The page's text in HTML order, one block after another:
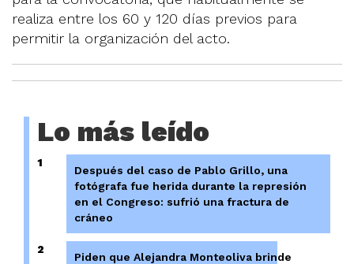
realiza entre los 60 y 120 días previos para
permitir la organización del acto.
Lo más leído
1
Después del caso de Pablo Grillo, una
fotógrafa fue herida durante la represión
en el Congreso: sufrió una fractura de
cráneo
2
Piden que Alejandra Monteoliva brinde